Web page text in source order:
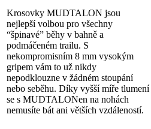
Krosovky MUDTALON jsou
nejlepší volbou pro všechny
“špinavé” běhy v bahně a
podmáčeném trailu. S
nekompromisním 8 mm vysokým
gripem vám to už nikdy
nepodklouzne v žádném stoupání
nebo seběhu. Díky vyšší míře tlumení
se s MUDTALONen na nohách
nemusíte bát ani větších vzdáleností.